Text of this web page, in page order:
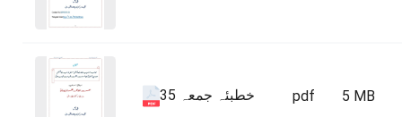
خطبئہ جمعہ 35 pdf 5 MB